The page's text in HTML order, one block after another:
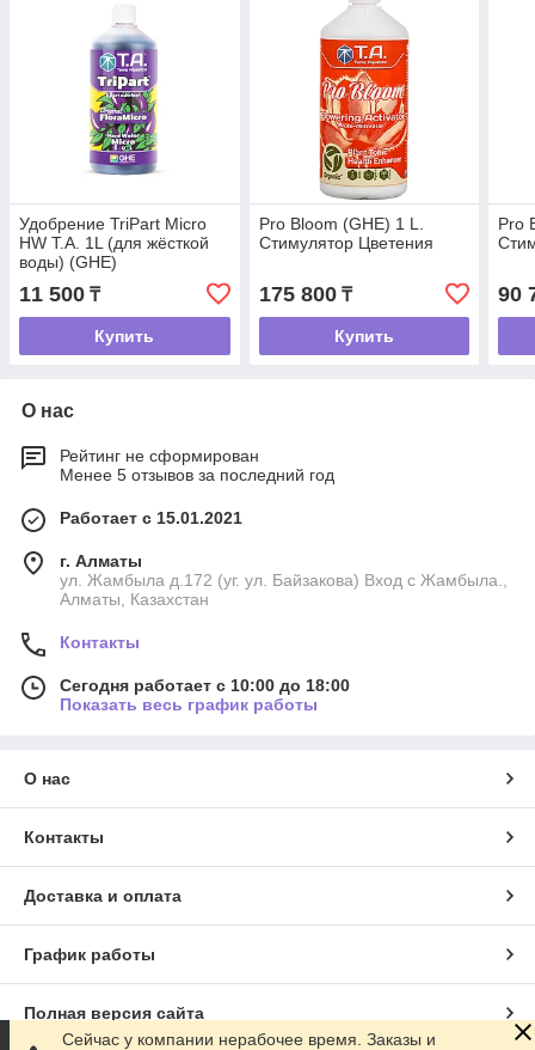
Удобрение TriPart Micro
HW T.A. 1L (для жёсткой
воды) (GHE)
11 500 ₸
Купить
Pro Bloom (GHE) 1 L.
Стимулятор Цветения
175 800₸
Купить
Pro
90
О нас
Рейтинг не сформирован
Менее 5 отзывов за последний год
Работает с 15.01.2021
г. Алматы
ул. Жамбыла д.172 (уг. ул. Байзакова) Вход с Жамбыла.,
Алматы, Казахстан
Контакты
Сегодня работает с 10:00 до 18:00
Показать весь график работы
О нас
Контакты
Доставка и оплата
График работы
Полная версия сайта
Сейчас у компании нерабочее время. Заказы и